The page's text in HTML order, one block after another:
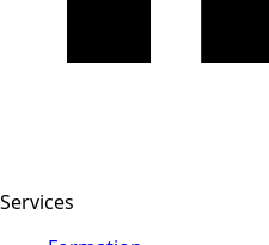
Services